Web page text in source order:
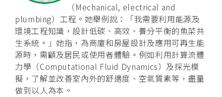
（Mechanical, electrical and
plumbing）工程。她舉例說：「我需要利用能源及
環境工程知識，設計低碳、高效、養分平衡的魚菜共
生系統。」她指，為商廈和房屋設計及應用可再生能
源時，需顧及居民或使用者體驗。例如利用計算流體
力學（Computational Fluid Dynamics）及採光模
擬，了解並改善室內外的舒適度、空氣質素等，盡量
做到以人為本。